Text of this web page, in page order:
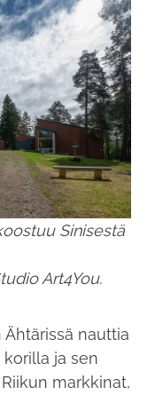
Sinisestä
Art4You.
nauttia
korilla ja sen
markkinat,